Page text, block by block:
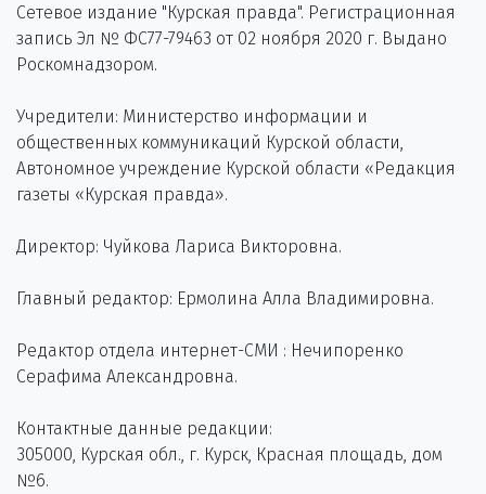
Сетевое издание "Курская правда". Регистрационная
запись Эл № ФС77-79463 от 02 ноября 2020 г. Выдано
Роскомнадзором.
Учредители: Министерство информации и
общественных коммуникаций Курской области,
Автономное учреждение Курской области «Редакция
газеты «Курская правда».
Директор: Чуйкова Лариса Викторовна.
Главный редактор: Ермолина Алла Владимировна.
Редактор отдела интернет-СМИ : Нечипоренко
Серафима Александровна.
Контактные данные редакции:
305000, Курская обл., г. Курск, Красная площадь, дом
№6.